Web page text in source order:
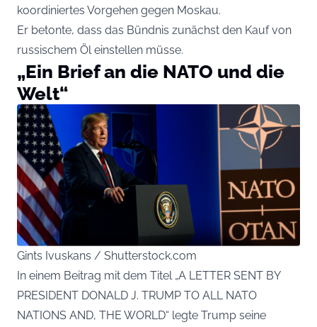
koordiniertes Vorgehen gegen Moskau.
Er betonte, dass das Bündnis zunächst den Kauf von
russischem Öl einstellen müsse.
„Ein Brief an die NATO und die
Welt“
Gints Ivuskans / Shutterstock.com
In einem Beitrag mit dem Titel „A LETTER SENT BY
PRESIDENT DONALD J. TRUMP TO ALL NATO
NATIONS AND, THE WORLD“ legte Trump seine